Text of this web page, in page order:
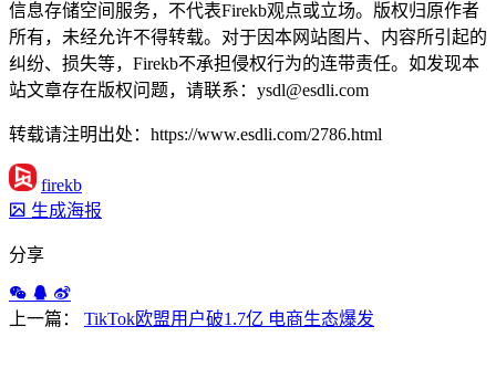
信息存储空间服务，不代表Firekb观点或立场。版权归原作者
所有，未经允许不得转载。对于因本网站图片、内容所引起的
纠纷、损失等，Firekb不承担侵权行为的连带责任。如发现本
站文章存在版权问题，请联系：ysdl@esdli.com
转载请注明出处：https://www.esdli.com/2786.html
firekb
生成海报
分享
上一篇： TikTok欧盟用户破1.7亿 电商生态爆发